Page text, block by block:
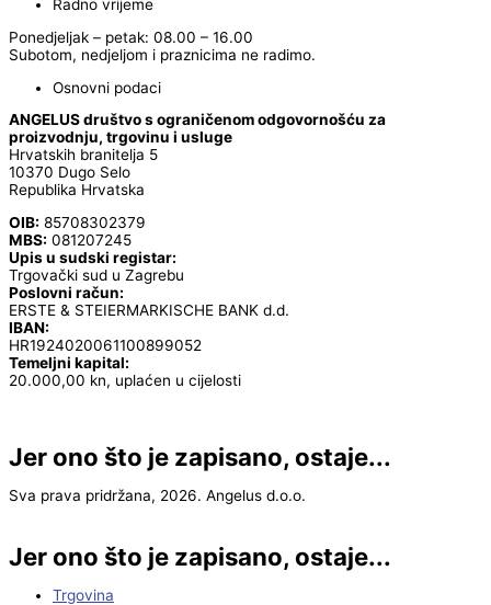
Radno vrijeme
Ponedjeljak – petak: 08.00 – 16.00
Subotom, nedjeljom i praznicima ne radimo.
Osnovni podaci
ANGELUS društvo s ograničenom odgovornošću za
proizvodnju, trgovinu i usluge
Hrvatskih branitelja 5
10370 Dugo Selo
Republika Hrvatska
OIB: 85708302379
MBS: 081207245
Upis u sudski registar:
Trgovački sud u Zagrebu
Poslovni račun:
ERSTE & STEIERMARKISCHE BANK d.d.
IBAN:
HR1924020061100899052
Temeljni kapital:
20.000,00 kn, uplaćen u cijelosti
Jer ono što je zapisano, ostaje...
Sva prava pridržana, 2026. Angelus d.o.o.
Jer ono što je zapisano, ostaje...
Trgovina